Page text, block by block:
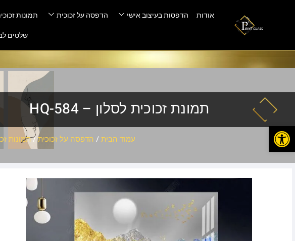
אודות הדפסות בעיצוב אישי הדפסה על זכוכית תמונות
שלטים
תמונת זכוכית לסלון – HQ-584
עמוד הבית/ הדפסה על זכוכית/תמונות פתח סרגל נגישות